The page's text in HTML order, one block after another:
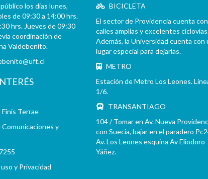
los días lunes,
de 09:30 a 14:00 hrs.
hrs. Jueves de 09:30
coordinación de
Valdebenito.
Terrae
Comunicaciones y
y Privacidad
BICICLETA
El sector de Providencia cuenta con
calles amplias y excelentes
Además, la Universidad cuenta con
lugar especial para dejarlas.
METRO
Estación de Metro Los Leones.
1/6.
TRANSANTIAGO
104 / Tomar en Av. Nueva
con Suecia, bajar en el paradero
Av. Los Leones esquina Av Eliodoro
Yáñez.